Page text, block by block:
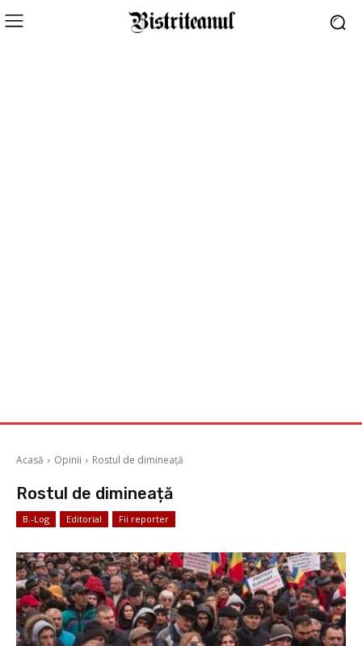
Acasă Opinii Rostul de dimineață
Rostul de dimineață
B.-Log Editorial Fii reporter